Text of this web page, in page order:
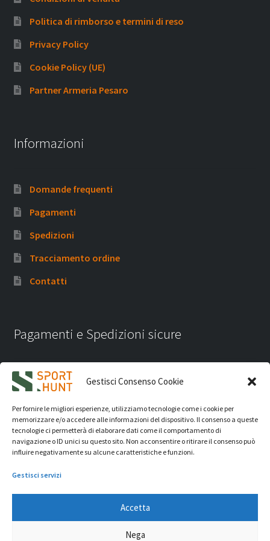
Gestisci Consenso Cookie
Per fornire le migliori esperienze, utilizziamo tecnologie come i cookie per
memorizzare e/o accedere alle informazioni del dispositivo. Il consenso a queste
tecnologie ci permetterà di elaborare dati come il comportamento di
navigazione o ID unici su questo sito. Non acconsentire o ritirare il consenso può
influire negativamente su alcune caratteristiche e funzioni.
Gestisci servizi
Accetta
Nega
Politica di rimborso e termini di reso
Privacy Policy
Cookie Policy (UE)
Partner Armeria Pesaro
Informazioni
Domande frequenti
Pagamenti
Spedizioni
Tracciamento ordine
Contatti
Pagamenti e Spedizioni sicure
iVision Communication S.r.l.- P.Iva 04233830407 - REA: RN
331582 Copyright 2026. Tutti i diritti riservati.